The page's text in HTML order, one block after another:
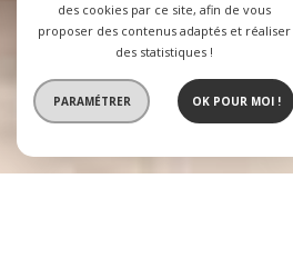
des cookies par ce site, afin de vous
proposer des contenus adaptés et réaliser
des statistiques !
PARAMÉTRER OK POUR MOI !